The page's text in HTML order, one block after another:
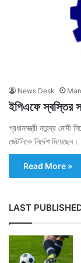
News Desk
ইপিএফে স্বস্তির
প্রধানমন্ত্রী নরেন্দ্র মোদী
জেটলিকে নির্দেশ দিয়েছেন।
Read More »
LAST